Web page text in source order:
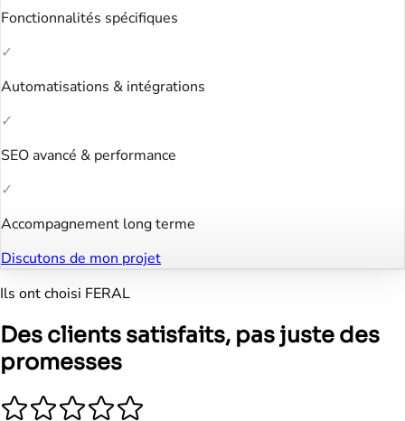
Fonctionnalités spécifiques
✓
Automatisations & intégrations
✓
SEO avancé & performance
✓
Accompagnement long terme
Discutons de mon projet
Ils ont choisi FERAL
Des clients satisfaits, pas juste des
promesses